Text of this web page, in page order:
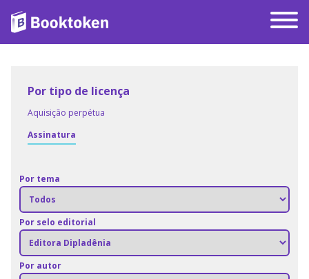
Por tipo de licença
Aquisição perpétua
Assinatura
Por tema
Por selo editorial
Por autor